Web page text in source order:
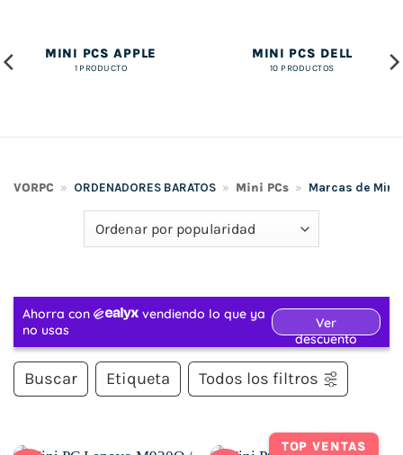
MINI PCS APPLE
1 PRODUCTO
MINI PCS DELL
10 PRODUCTOS
VORPC » ORDENADORES BARATOS » Mini PCs » Marcas de Mini
Buscar Etiqueta Todos los filtros
TOP VENTAS